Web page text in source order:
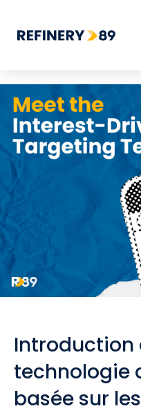
Introduction
technologie
basée sur